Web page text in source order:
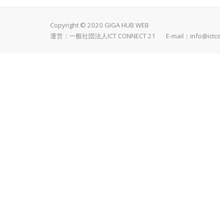
Copyright © 2020 GIGA HUB WEB
運営：一般社団法人ICT CONNECT 21 E-mail：